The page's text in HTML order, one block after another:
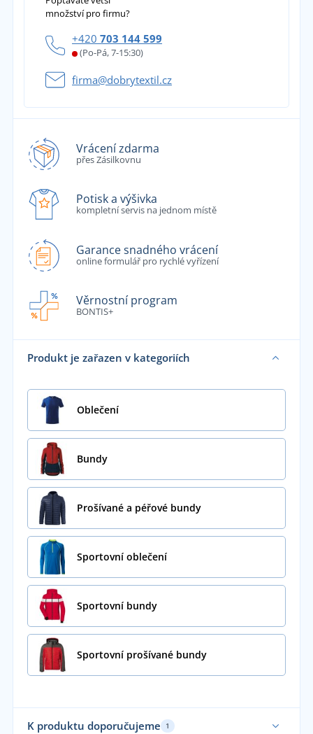
množství pro firmu?
+420 703 144 599
(Po-Pá, 7-15:30)
firma@dobrytextil.cz
Vrácení zdarma
přes Zásilkovnu
Potisk a výšivka
kompletní servis na jednom místě
Garance snadného vrácení
online formulář pro rychlé vyřízení
Věrnostní program
BONTIS+
Produkt je zařazen v kategoriích
Oblečení
Bundy
Prošívané a péřové bundy
Sportovní oblečení
Sportovní bundy
Sportovní prošívané bundy
K produktu doporučujeme 1